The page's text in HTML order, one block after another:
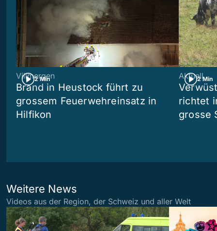
2 Min
Villmergen
Brand in Heustock führt zu
grossem Feuerwehreinsatz in
Hilfikon
2 Min
Aktuell
richtet
grosse
Weitere News
Videos aus der Region, der Schweiz und aller Welt